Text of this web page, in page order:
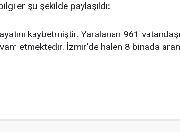
şu şekilde paylaşıldı:
kaybetmiştir. Yaralanan 961
etmektedir. İzmir'de halen 8 binada